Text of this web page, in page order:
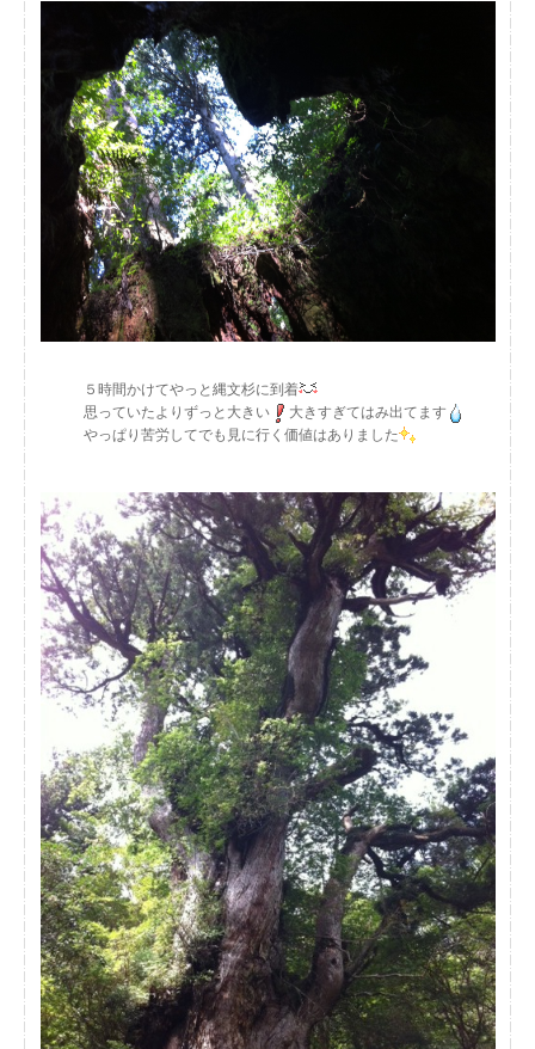
５時間かけてやっと縄文杉に到着
思っていたよりずっと大きい
大きすぎてはみ出てます
やっぱり苦労してでも見に行く価値はありました